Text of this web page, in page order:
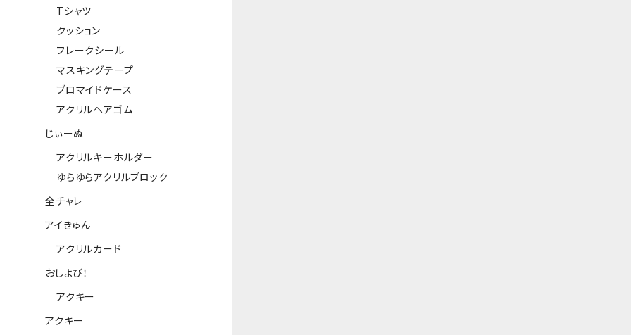
Tシャツ
クッション
フレークシール
マスキングテープ
ブロマイドケース
アクリルヘアゴム
じぃーぬ
アクリルキーホルダー
ゆらゆらアクリルブロック
全チャレ
アイきゅん
アクリルカード
おしよび！
アクキー
アクキー